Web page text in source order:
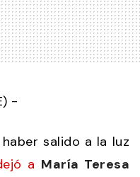
-
salido a la luz
a María Teresa